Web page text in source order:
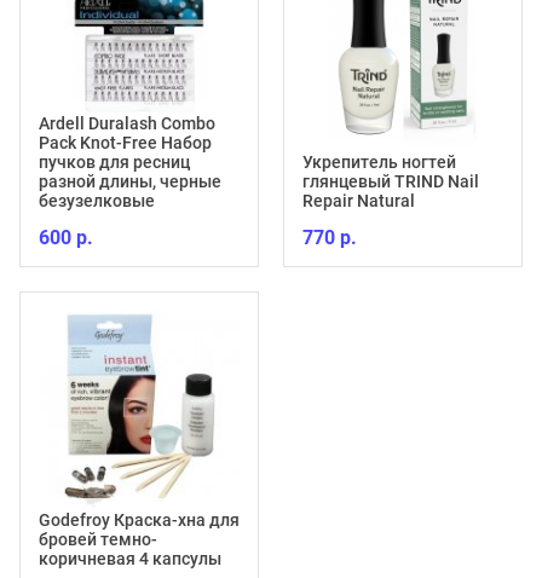
Ardell Duralash Combo
Pack Knot-Free Набор
пучков для ресниц
разной длины, черные
безузелковые
600 р.
Godefroy Краска-хна для
бровей темно-
коричневая 4 капсулы
Укрепитель ногтей
глянцевый TRIND Nail
Repair Natural
770 р.